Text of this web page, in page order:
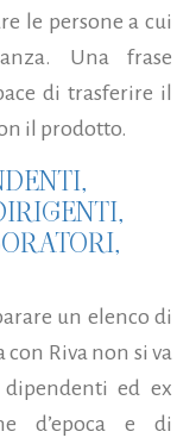
le persone a cui
Una frase
di trasferire il
il prodotto.
un elenco di
con Riva non si va
ed ex
d’epoca e di